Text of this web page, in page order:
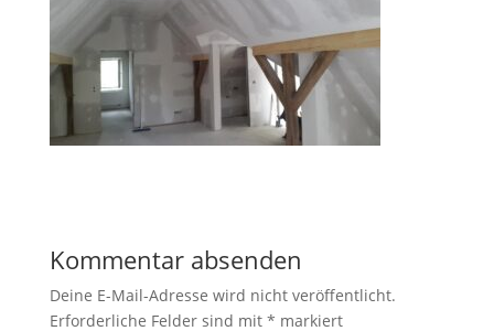
Kommentar absenden
Deine E-Mail-Adresse wird nicht veröffentlicht.
Erforderliche Felder sind mit * markiert